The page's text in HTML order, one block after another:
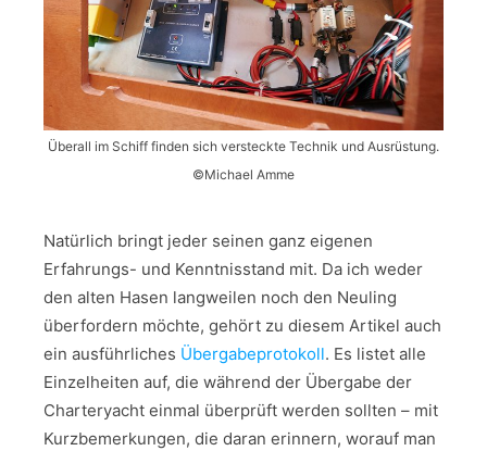
Überall im Schiff finden sich versteckte Technik und Ausrüstung.
©Michael Amme
Natürlich bringt jeder seinen ganz eigenen
Erfahrungs- und Kenntnisstand mit. Da ich weder
den alten Hasen langweilen noch den Neuling
überfordern möchte, gehört zu diesem Artikel auch
ein ausführliches Übergabeprotokoll. Es listet alle
Einzelheiten auf, die während der Übergabe der
Charteryacht einmal überprüft werden sollten – mit
Kurzbemerkungen, die daran erinnern, worauf man